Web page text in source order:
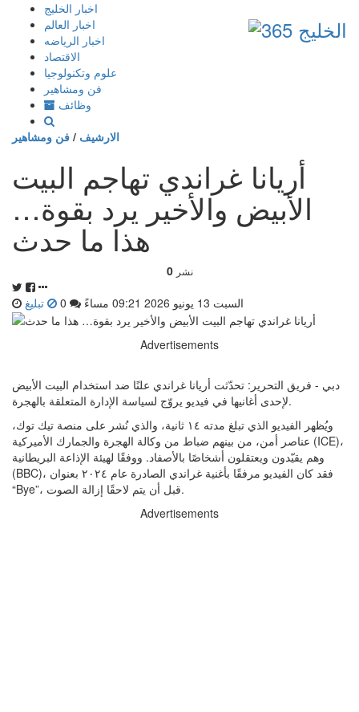
إذهب
المحتوى
اخبار الخليج
اخبار العالم
اخبار الرياضه
الاقتصاد
علوم وتكنولوجيا
فن ومشاهير
وظائف
الارشيف / فن ومشاهير
أريانا غراندي تهاجم البيت
الأبيض والأخير يرد بقوة…
هذا ما حدث
0 نشر
السبت 13 يونيو 2026 09:21 مساءً تبليغ
Advertisements
دبي - فريق التحرير: تحدّثت أريانا غراندي علنًا ضد استخدام البيت الأبيض
لإحدى أغانيها في فيديو يروّج لسياسة الإدارة المتعلقة بالهجرة.
ويُظهر الفيديو الذي تبلغ مدته ١٤ ثانية، والذي نُشر على منصة تيك توك،
عناصر أمن، من بينهم ضباط من وكالة الهجرة والجمارك الأميركية (ICE)،
وهم يقيّدون ويعتقلون أشخاصًا بالأصفاد. ووفقًا لهيئة الإذاعة البريطانية
(BBC)، فقد كان الفيديو مرفقًا بأغنية غراندي الصادرة عام ٢٠٢٤ بعنوان
“Bye”، قبل أن يتم لاحقًا إزالة الصوت.
Advertisements